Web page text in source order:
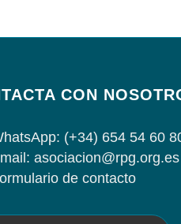
CON
(+34) 654 54 60
asociacion@rpg.org.es
de contacto